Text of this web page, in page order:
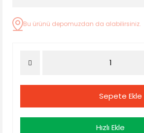
Bu ürünü depomuzdan da alabilirsiniz.
Sepete Ekle
Hızlı Ekle